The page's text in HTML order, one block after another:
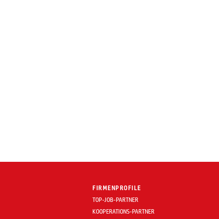
FIRMENPROFILE
TOP-JOB-PARTNER
KOOPERATIONS-PARTNER